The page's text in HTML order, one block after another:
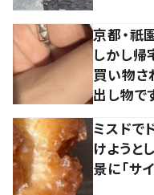
京都・
しかし
買い物さ
出し物で
ミスドで
けよう
景に「サ